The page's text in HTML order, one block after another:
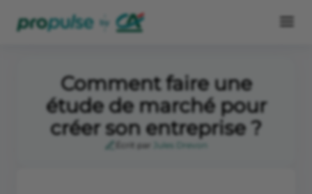
Comment faire une
étude de marché pour
créer son entreprise ?
Écrit par Jules Drevon